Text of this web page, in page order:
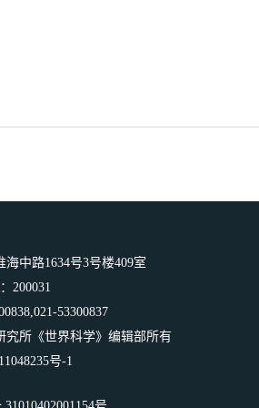
中路1634号3号楼409室
200031
53300837
究所《世界科学》编辑部所有
号-1